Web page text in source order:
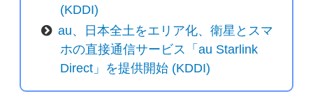
(KDDI)
au、日本全土をエリア化、衛星とスマ
ホの直接通信サービス「au Starlink
Direct」を提供開始 (KDDI)